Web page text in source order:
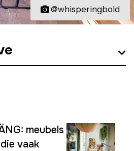
@whisperingbold
meubels
vaak